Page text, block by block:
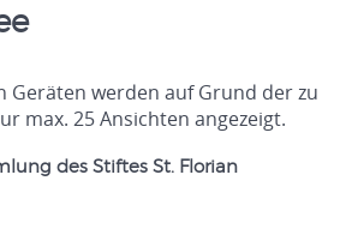
Geräten werden auf Grund der zu
max. 25 Ansichten angezeigt.
des Stiftes St. Florian